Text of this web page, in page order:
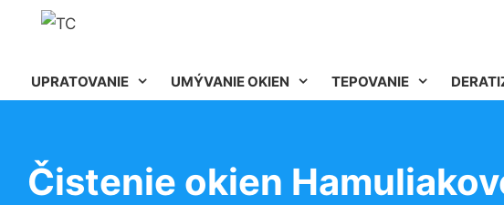
UPRATOVANIE UMÝVANIE OKIEN TEPOVANIE
Čistenie okien